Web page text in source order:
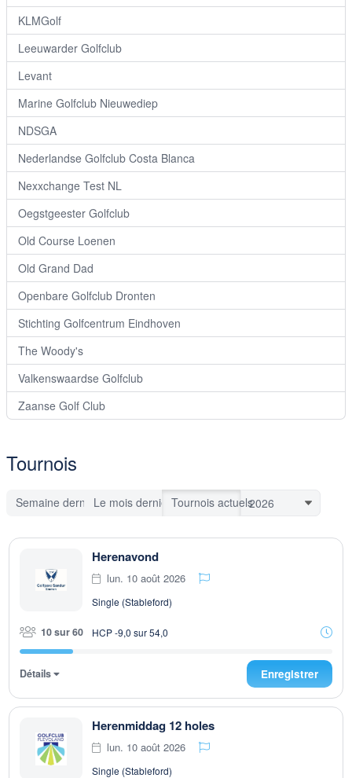
KLMGolf
Leeuwarder Golfclub
Levant
Marine Golfclub Nieuwediep
NDSGA
Nederlandse Golfclub Costa Blanca
Nexxchange Test NL
Oegstgeester Golfclub
Old Course Loenen
Old Grand Dad
Openbare Golfclub Dronten
Stichting Golfcentrum Eindhoven
The Woody's
Valkenswaardse Golfclub
Zaanse Golf Club
Tournois
Semaine dernièreLe mois dernier Tournois actuels
Herenavond
lun. 10 août 2026
Single (Stableford)
10 sur 60 HCP -9,0 sur 54,0
Détails Enregistrer
Herenmiddag 12 holes
lun. 10 août 2026
Single (Stableford)